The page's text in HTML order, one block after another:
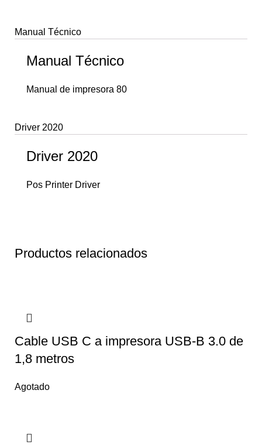
Manual Técnico
Manual Técnico
Manual de impresora 80
Driver 2020
Driver 2020
Pos Printer Driver
Productos relacionados
Cable USB C a impresora USB-B 3.0 de
1,8 metros
Agotado